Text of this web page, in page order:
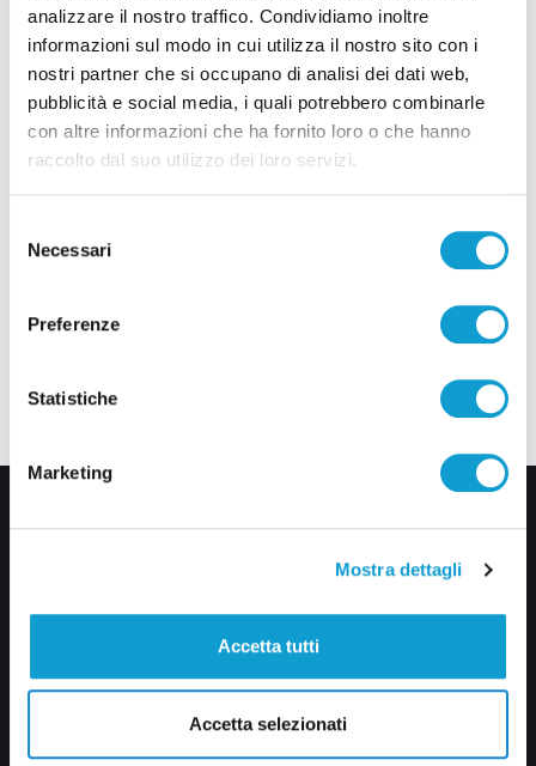
analizzare il nostro traffico. Condividiamo inoltre
informazioni sul modo in cui utilizza il nostro sito con i
nostri partner che si occupano di analisi dei dati web,
pubblicità e social media, i quali potrebbero combinarle
con altre informazioni che ha fornito loro o che hanno
raccolto dal suo utilizzo dei loro servizi.
delNecessari
Preferenze
Statistiche
Marketing
Mostra dettagli
Accetta tutti
Accetta selezionati